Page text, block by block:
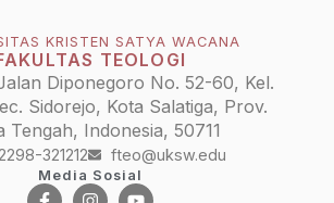
KRISTEN SATYA WACANA
TEOLOGI
Diponegoro No. 52-60, Kel.
Sidorejo, Kota Salatiga, Prov.
Tengah, Indonesia, 50711
321212 fteo@uksw.edu
Media Sosial